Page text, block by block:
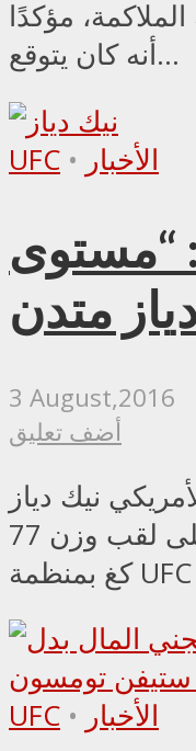
مؤكدًا
أنه كان يتوقع...
UFC • الأخبار
“مستوى
3 August,2016
أضف تعليق
نيك دياز
مواجهة تايرون وودلي على لقب وزن 77
UFC • الأخبار